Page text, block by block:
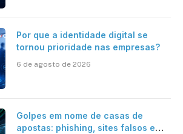
Por que a identidade digital se
tornou prioridade nas empresas?
6 de agosto de 2026
Golpes em nome de casas de
apostas: phishing, sites falsos e